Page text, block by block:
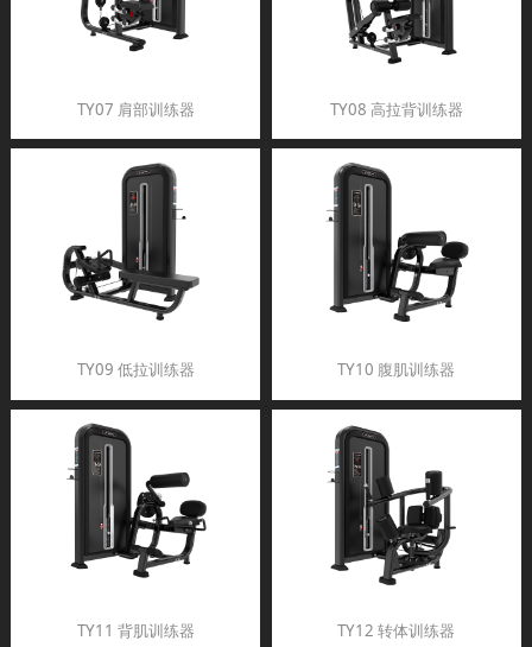
TY07 肩部训练器 TY08 高拉背训练器
TY09 低拉训练器 TY10 腹肌训练器
TY11 背肌训练器 TY12 转体训练器